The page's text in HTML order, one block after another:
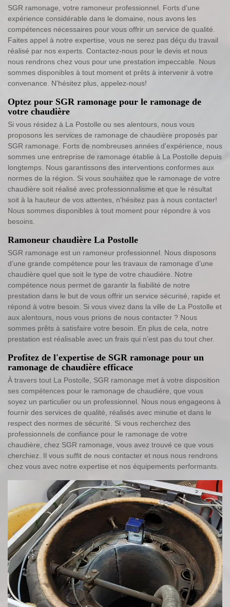
SGR ramonage, votre ramoneur professionnel. Forts d'une
expérience considérable dans le domaine, nous avons les
compétences nécessaires pour vous offrir un service de qualité.
Faites appel à notre expertise, vous ne serez pas déçu du travail
réalisé par nos experts. Contactez-nous pour le devis et nous
nous rendrons chez vous pour une prestation impeccable. Nous
sommes disponibles à tout moment et prêts à intervenir à votre
convenance. N'hésitez plus, appelez-nous!
Optez pour SGR ramonage pour le ramonage de
votre chaudière
Si vous résidez à La Postolle ou ses alentours, nous vous
proposons les services de ramonage de chaudière proposés par
SGR ramonage. Forts de nombreuses années d'expérience, nous
sommes une entreprise de ramonage établie à La Postolle depuis
longtemps. Nous garantissons des interventions conformes aux
normes de la région. Si vous souhaitez que le ramonage de votre
chaudière soit réalisé avec professionnalisme et que le résultat
soit à la hauteur de vos attentes, n'hésitez pas à nous contacter!
Nous sommes disponibles à tout moment pour répondre à vos
besoins.
Ramoneur chaudière La Postolle
SGR ramonage est un ramoneur professionnel. Nous disposons
d’une grande compétence pour les travaux de ramonage d’une
chaudière quel que soit le type de votre chaudière. Notre
compétence nous permet de garantir la fiabilité de notre
prestation dans le but de vous offrir un service sécurisé, rapide et
répond à votre besoin. Si vous vivez dans la ville de La Postolle et
aux alentours, nous vous prions de nous contacter ? Nous
sommes prêts à satisfaire votre besoin. En plus de cela, notre
prestation est réalisable avec un frais qui n’est pas du tout cher.
Profitez de l'expertise de SGR ramonage pour un
ramonage de chaudière efficace
À travers tout La Postolle, SGR ramonage met à votre disposition
ses compétences pour le ramonage de chaudière, que vous
soyez un particulier ou un professionnel. Nous nous engageons à
fournir des services de qualité, réalisés avec minutie et dans le
respect des normes de sécurité. Si vous recherchez des
professionnels de confiance pour le ramonage de votre
chaudière, chez SGR ramonage, vous avez trouvé ce que vous
cherchiez. Il vous suffit de nous contacter et nous nous rendrons
chez vous avec notre expertise et nos équipements performants.